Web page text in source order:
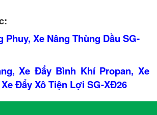
Phuy, Xe Nâng Thùng Dầu SG-
Xe Đẩy Bình Khí Propan, Xe
Đẩy Xô Tiện Lợi SG-XĐ26